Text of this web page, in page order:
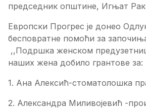
председник општине, Игњат
Европски Прогрес је донео
бесповратне помоћи за
,,Подршка женском
наших жена добило грантове за:
1. Ана Алексић-стоматолошка
2. Александра Миливојевић -